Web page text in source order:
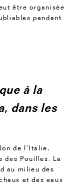
être organisée
pendant
à la
dans les
de l’Italie,
des Pouilles. La
au milieu des
et des eaux